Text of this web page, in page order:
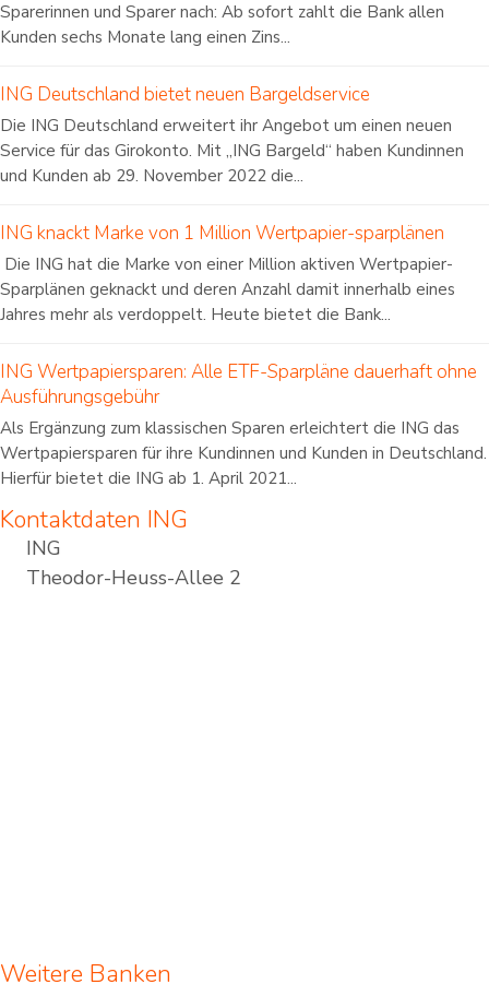
Sparerinnen und Sparer nach: Ab sofort zahlt die Bank allen
Kunden sechs Monate lang einen Zins...
ING Deutschland bietet neuen Bargeldservice
Die ING Deutschland erweitert ihr Angebot um einen neuen
Service für das Girokonto. Mit „ING Bargeld“ haben Kundinnen
und Kunden ab 29. November 2022 die...
ING knackt Marke von 1 Million Wertpapier-sparplänen
Die ING hat die Marke von einer Million aktiven Wertpapier-
Sparplänen geknackt und deren Anzahl damit innerhalb eines
Jahres mehr als verdoppelt. Heute bietet die Bank...
ING Wertpapiersparen: Alle ETF-Sparpläne dauerhaft ohne
Ausführungsgebühr
Als Ergänzung zum klassischen Sparen erleichtert die ING das
Wertpapiersparen für ihre Kundinnen und Kunden in Deutschland.
Hierfür bietet die ING ab 1. April 2021...
Kontaktdaten ING
ING
Theodor-Heuss-Allee 2
Weitere Banken